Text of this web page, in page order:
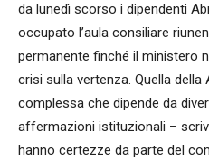
da lunedì scorso i dipendenti
occupato l’aula consiliare
permanente finché il ministero
crisi sulla vertenza. Quella
complessa che dipende da
affermazioni istituzionali –
hanno certezze da parte del